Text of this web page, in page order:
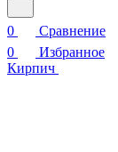
0
Сравнение
0
Избранное
Кирпич